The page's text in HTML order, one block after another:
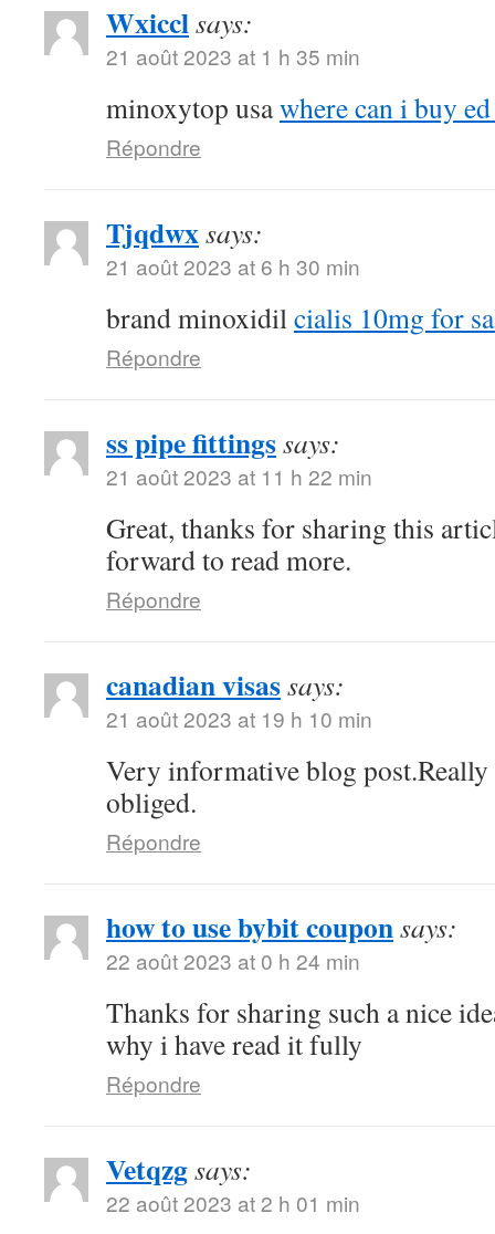
Wxicclsays:
21 août 2023 at 1 h 35 min
minoxytop usawhere can i buy
Répondre
Tjqdwxsays:
21 août 2023 at 6 h 30 min
brand minoxidilcialis 10mg for
Répondre
ss pipe fittingssays:
21 août 2023 at 11 h 22 min
Great, thanks for sharing this
forward to read more.
Répondre
canadian visassays:
21 août 2023 at 19 h 10 min
Very informative blog
obliged.
Répondre
how to use bybit couponsays:
22 août 2023 at 0 h 24 min
Thanks for sharing such a nice
why i have read it fully
Répondre
Vetqzgsays:
22 août 2023 at 2 h 01 min